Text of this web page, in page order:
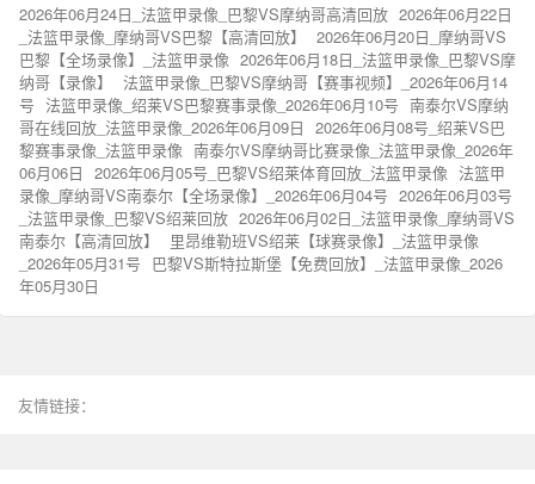
2026年06月24日_法篮甲录像_巴黎VS摩纳哥高清回放 2026年06月22日
_法篮甲录像_摩纳哥VS巴黎【高清回放】
2026年06月20日_摩纳哥VS
巴黎【全场录像】_法篮甲录像 2026年06月18日_法篮甲录像_巴黎VS摩
纳哥【录像】
法篮甲录像_巴黎VS摩纳哥【赛事视频】_2026年06月14
号 法篮甲录像_绍莱VS巴黎赛事录像_2026年06月10号 南泰尔VS摩纳
哥在线回放_法篮甲录像_2026年06月09日 2026年06月08号_绍莱VS巴
黎赛事录像_法篮甲录像 南泰尔VS摩纳哥比赛录像_法篮甲录像_2026年
06月06日 2026年06月05号_巴黎VS绍莱体育回放_法篮甲录像 法篮甲
录像_摩纳哥VS南泰尔【全场录像】_2026年06月04号 2026年06月03号
_法篮甲录像_巴黎VS绍莱回放 2026年06月02日_法篮甲录像_摩纳哥VS
南泰尔【高清回放】
里昂维勒班VS绍莱【球赛录像】_法篮甲录像
_2026年05月31号 巴黎VS斯特拉斯堡【免费回放】_法篮甲录像_2026
年05月30日
友情链接：